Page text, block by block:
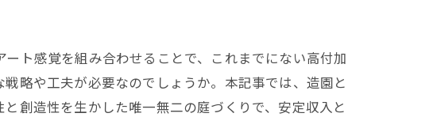
ト感覚を組み合わせることで、これまでにない高付加
略や工夫が必要なのでしょうか。本記事では、造園と
創造性を生かした唯一無二の庭づくりで、安定収入と